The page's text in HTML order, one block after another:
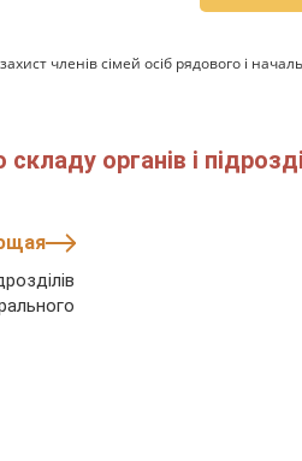
членів сімей осіб рядового і
органів і